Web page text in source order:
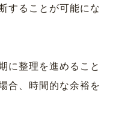
することが可能にな
に整理を進めること
合、時間的な余裕を